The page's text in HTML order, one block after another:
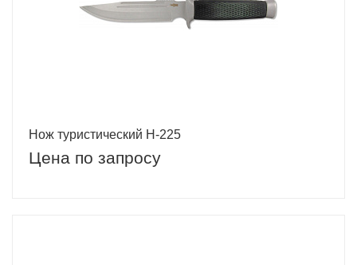
Нож туристический H-225
Цена по запросу